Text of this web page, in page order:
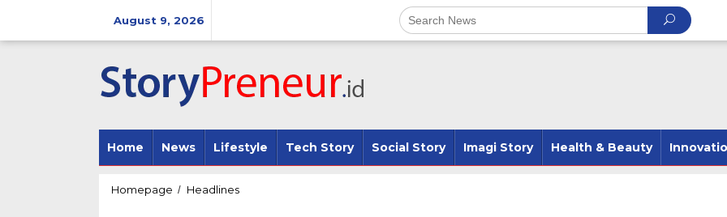
August 9, 2026
Home News Lifestyle Tech Story Social Story Imagi Story Health & Beauty
Homepage / HeadlinesGrab